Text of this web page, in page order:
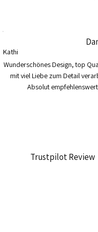
Kathi
Wunderschönes Design, top
mit viel Liebe zum Detail
Absolut
Trustpilot Review